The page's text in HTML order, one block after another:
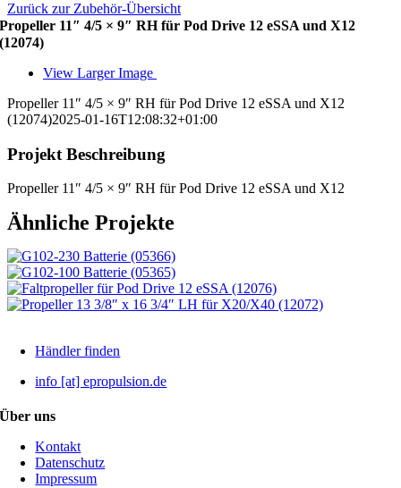
Zurück zur Zubehör-Übersicht
Propeller 11″ 4/5 × 9″ RH für Pod Drive 12 eSSA und X12
(12074)
View Larger Image
Propeller 11″ 4/5 × 9″ RH für Pod Drive 12 eSSA und X12
(12074)2025-01-16T12:08:32+01:00
Projekt Beschreibung
Propeller 11″ 4/5 × 9″ RH für Pod Drive 12 eSSA und X12
Ähnliche Projekte
Händler finden
info [at] epropulsion.de
Über uns
Kontakt
Datenschutz
Impressum